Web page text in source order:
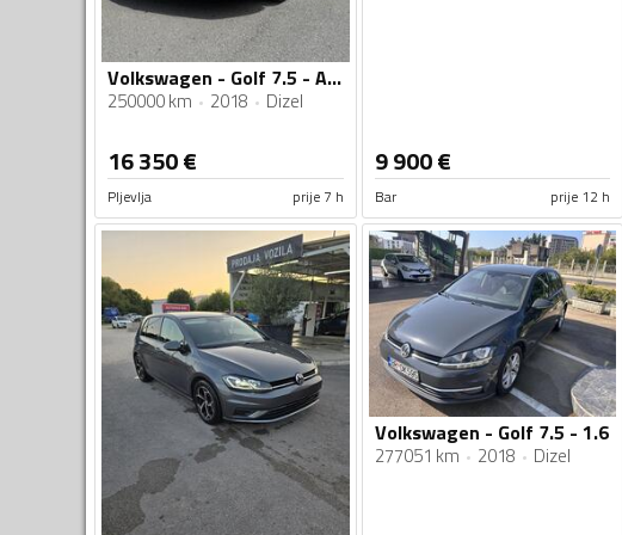
Volkswagen - Golf 7.5 - ALLTRACK 2.0 135KW 4MOTION
250000 km 2018 Dizel
16 350€
Pljevlja prije 7 h
9 900€
Bar prije 12 h
Volkswagen - Golf 7.5 - 1.6
277051 km 2018 Dizel